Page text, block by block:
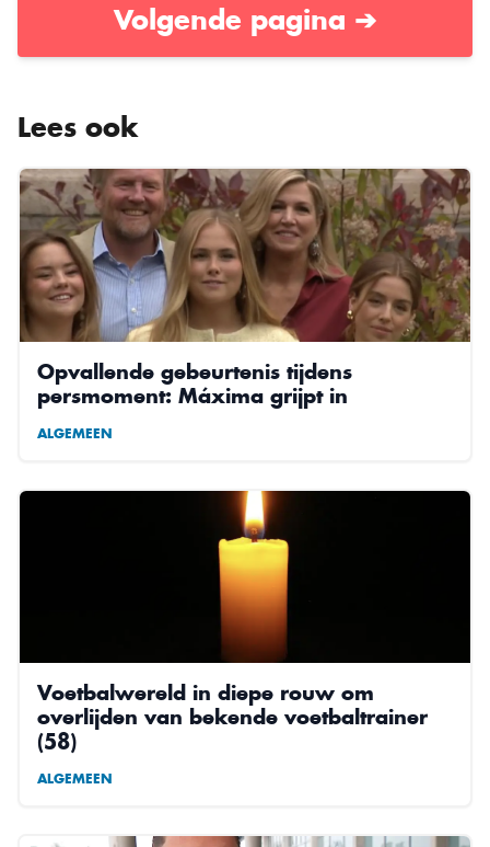
Volgende pagina ➔
Lees ook
Opvallende gebeurtenis tijdens
persmoment: Máxima grijpt in
ALGEMEEN
Voetbalwereld in diepe rouw om
overlijden van bekende voetbaltrainer
(58)
ALGEMEEN